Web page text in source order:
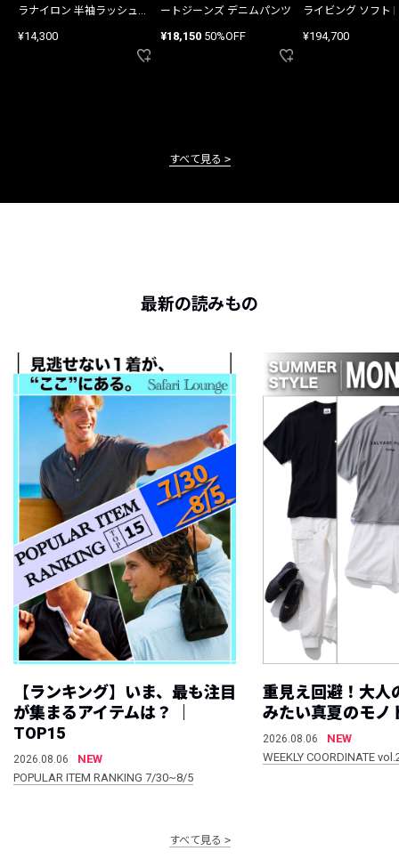
ラナイロン 半袖ラッシュガ
¥14,300
ートジーンズ デニムパンツ
¥18,150 50%OFF
ライビング ソフト
¥194,700
すべて見る
最新の読みもの
【ランキング】いま、最も注目
が集まるアイテムは？ ｜
TOP15
2026.08.06
NEW
POPULAR ITEM RANKING 7/30~8/5
重見え回避！大人
みたい真夏のモノ
2026.08.06
NEW
WEEKLY COORDINATE
すべて見る